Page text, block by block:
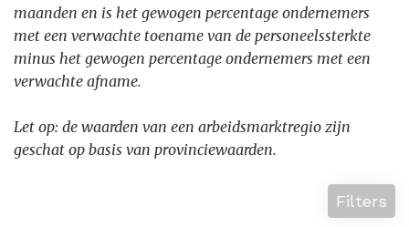
maanden en is het gewogen percentage ondernemers
met een verwachte toename van de personeelssterkte
minus het gewogen percentage ondernemers met een
verwachte afname.
Let op: de waarden van een arbeidsmarktregio zijn
geschat op basis van provinciewaarden.
Filters